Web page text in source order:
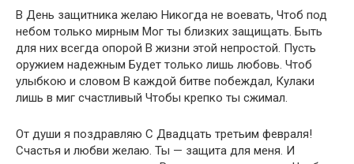
В День защитника желаю Никогда не воевать, Чтоб под
небом только мирным Мог ты близких защищать. Быть
для них всегда опорой В жизни этой непростой. Пусть
оружием надежным Будет только лишь любовь. Чтоб
улыбкою и словом В каждой битве побеждал, Кулаки
лишь в миг счастливый Чтобы крепко ты сжимал.
От души я поздравляю С Двадцать третьим февраля!
Счастья и любви желаю. Ты — защита для меня. И